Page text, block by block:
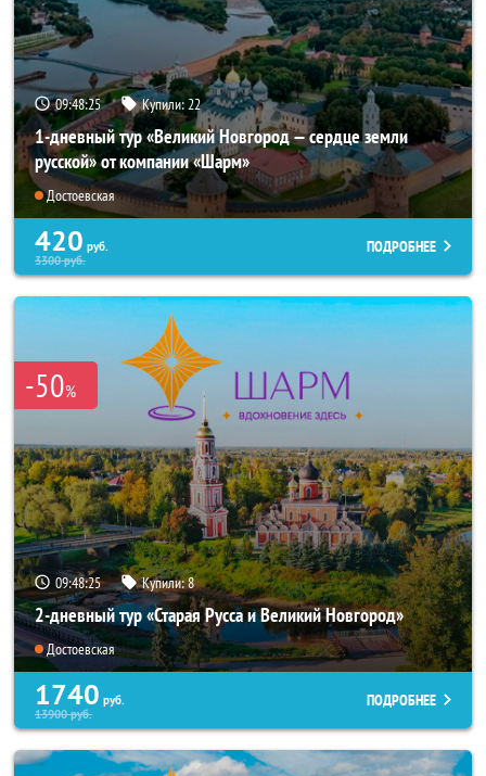
09:48:25 Купили: 22
1-дневный тур «Великий Новгород — сердце земли
русской» от компании «Шарм»
Достоевская
420 руб.
3300руб.
ПОДРОБНЕЕ
-50%
09:48:25 Купили:8
2-дневный тур «Старая Русса и Великий Новгород»
Достоевская
1740 руб.
13900руб.
ПОДРОБНЕЕ